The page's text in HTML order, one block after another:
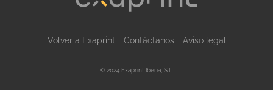
Volver a Exaprint Contáctanos Aviso legal
© 2024 Exaprint Iberia, S.L.